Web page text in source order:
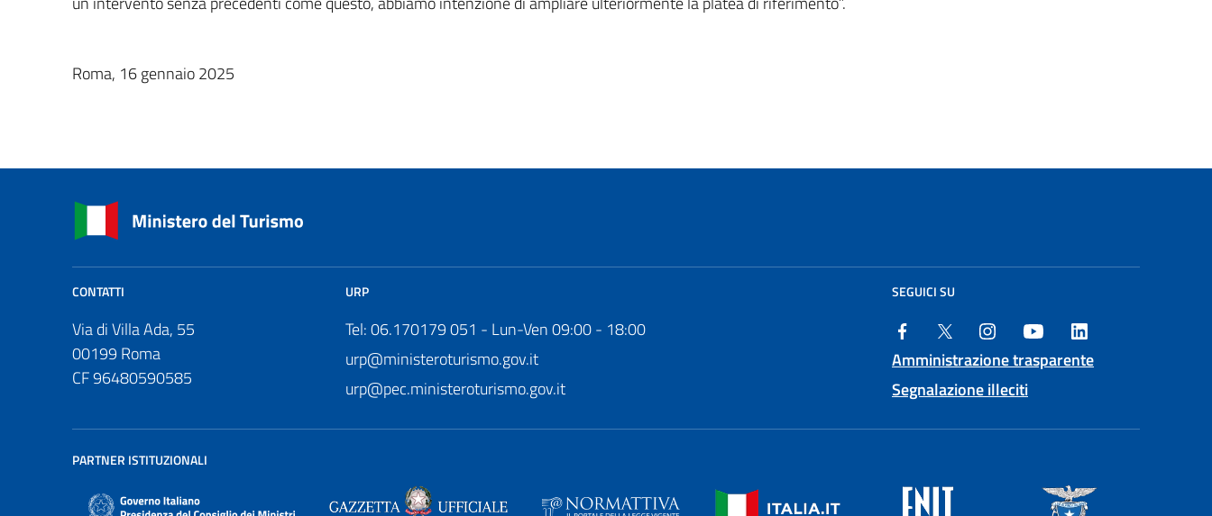
Roma, 16 gennaio 2025
CONTATTI
Via di Villa Ada, 55
00199 Roma
CF 96480590585
URP
Tel: 06.170179 051 - Lun-Ven 09:00 - 18:00
urp@ministeroturismo.gov.it
urp@pec.ministeroturismo.gov.it
SEGUICI SU
Amministrazione trasparente
Segnalazione illeciti
PARTNER ISTITUZIONALI